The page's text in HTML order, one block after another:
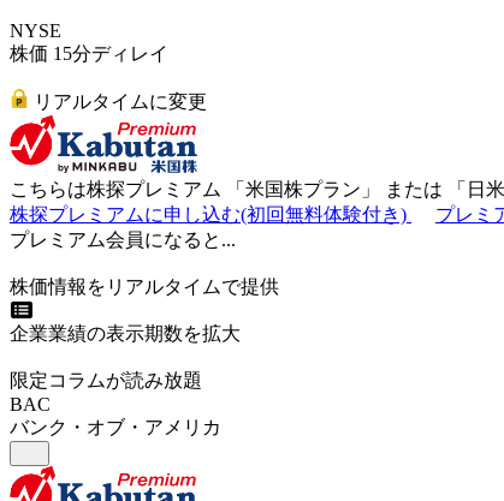
NYSE
株価 15分ディレイ
リアルタイムに変更
こちらは株探プレミアム 「 米国株プラン 」 または 「 日
株探プレミアムに申し込む(初回無料体験付き)
プレミ
プレミアム会員になると...
株価情報をリアルタイムで提供
企業業績の表示期数を拡大
限定コラムが読み放題
BAC
バンク・オブ・アメリカ